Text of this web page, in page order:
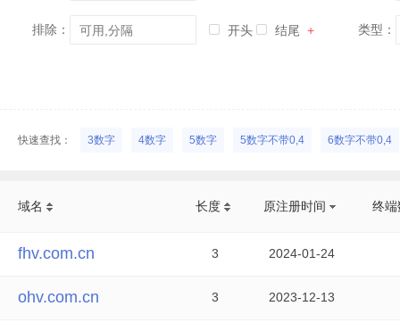
排除： 开头 结尾 + 类型：
快速查找： 3数字 4数字 5数字 5数字不带0,4 6数字不带0,4
域名 长度 原注册时间 终
fhv.com.cn 3 2024-01-24
ohv.com.cn 3 2023-12-13